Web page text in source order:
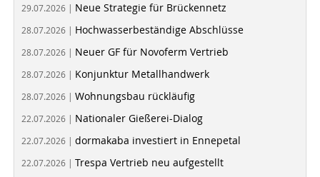
29.07.2026 | Neue Strategie für Brückennetz
28.07.2026 | Hochwasserbeständige Abschlüsse
28.07.2026 | Neuer GF für Novoferm Vertrieb
28.07.2026 | Konjunktur Metallhandwerk
28.07.2026 | Wohnungsbau rückläufig
22.07.2026 | Nationaler Gießerei-Dialog
22.07.2026 | dormakaba investiert in Ennepetal
22.07.2026 | Trespa Vertrieb neu aufgestellt